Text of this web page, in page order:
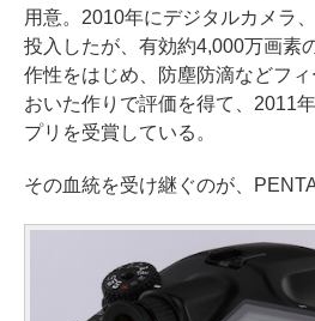
用意。2010年にデジタルカメラ
投入したが、有効約4,000万画素
作性をはじめ、防塵防滴などフ
おいた作りで評価を得て、2011
プリを受賞している。
その血統を受け継ぐのが、